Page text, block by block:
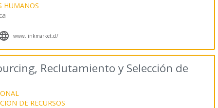
HUMANOS
www.linkmarket.cl/
Reclutamiento y Selección de
DE RECURSOS